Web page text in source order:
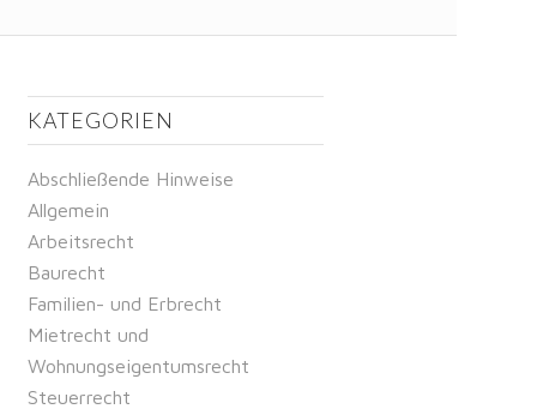
KATEGORIEN
Abschließende Hinweise
Allgemein
Arbeitsrecht
Baurecht
Familien- und Erbrecht
Mietrecht und
Wohnungseigentumsrecht
Steuerrecht